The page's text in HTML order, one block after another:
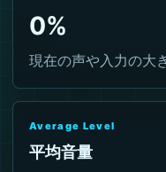
0%
現在の声や入力の大
Average Level
平均音量